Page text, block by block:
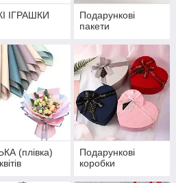
ІГРАШКИ
Подарункові
пакети
(плівка)
Подарункові
коробки